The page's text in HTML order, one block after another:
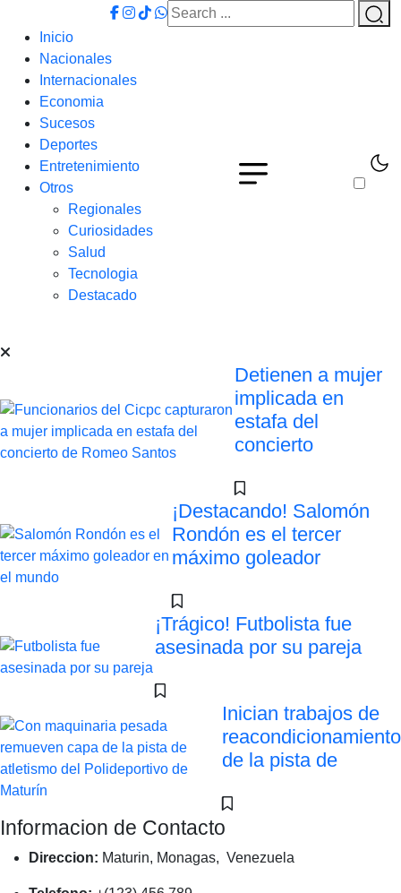
Inicio
Nacionales
Internacionales
Economia
Sucesos
Deportes
Entretenimiento
Otros
Regionales
Curiosidades
Salud
Tecnologia
Destacado
Detienen a mujer
implicada en
estafa del
concierto
¡Destacando! Salomón
Rondón es el tercer
máximo goleador
¡Trágico! Futbolista fue
asesinada por su pareja
Inician trabajos de
reacondicionamiento
de la pista de
Informacion de Contacto
Direccion: Maturin, Monagas, Venezuela